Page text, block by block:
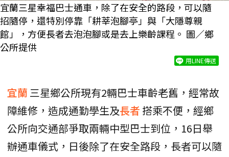
宜蘭三星幸福巴士通車，除了在安全的路段，可以隨
招隨停，還特別停靠「耕莘泡腳亭」與「大隱尊親
館」，方便長者去泡泡腳或是去上樂齡課程。 圖／鄉
公所提供
用LINE傳送
宜蘭 三星鄉公所現有2輛巴士車齡老舊，經常故
障維修，造成通勤學生及長者 搭乘不便，經鄉
公所向交通部爭取兩輛中型巴士到位，16日舉
辦通車儀式，日後除了在安全路段，長者可以隨